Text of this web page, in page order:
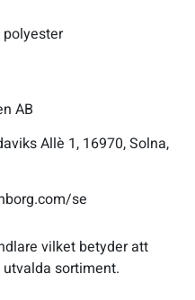
AB
Allè 1, 16970, Solna,
se
vilket betyder att
sortiment.